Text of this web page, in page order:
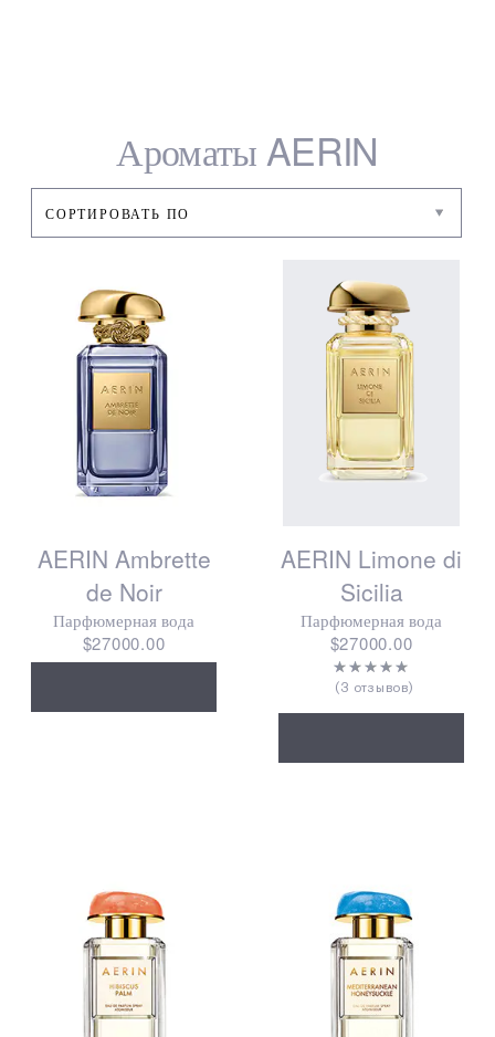
Ароматы AERIN
AERIN Ambrette
de Noir
Парфюмерная вода
$27000.00
AERIN Limone di
Sicilia
Парфюмерная вода
$27000.00
3 отзывов